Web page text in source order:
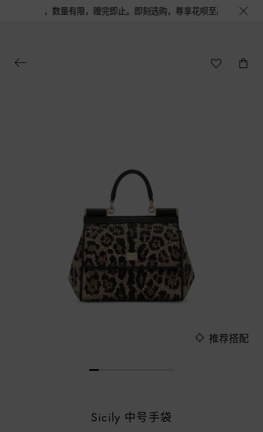
份，数量有限，赠完即止。即刻选购，尊享花呗至高12期免息分
推荐搭配
Sicily 中号手袋